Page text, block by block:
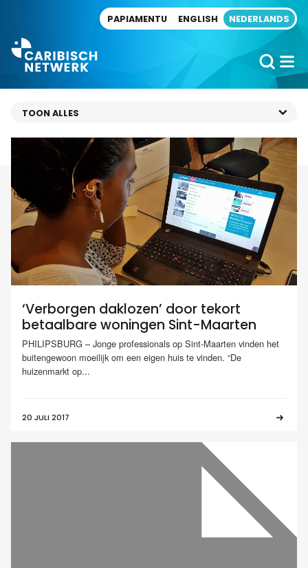
PAPIAMENTU ENGLISH NEDERLANDS
‘Verborgen daklozen’ door tekort
betaalbare woningen Sint-Maarten
PHILIPSBURG – Jonge professionals op Sint-Maarten vinden het
buitengewoon moeilijk om een eigen huis te vinden. “De
huizenmarkt op...
20 JULI 2017